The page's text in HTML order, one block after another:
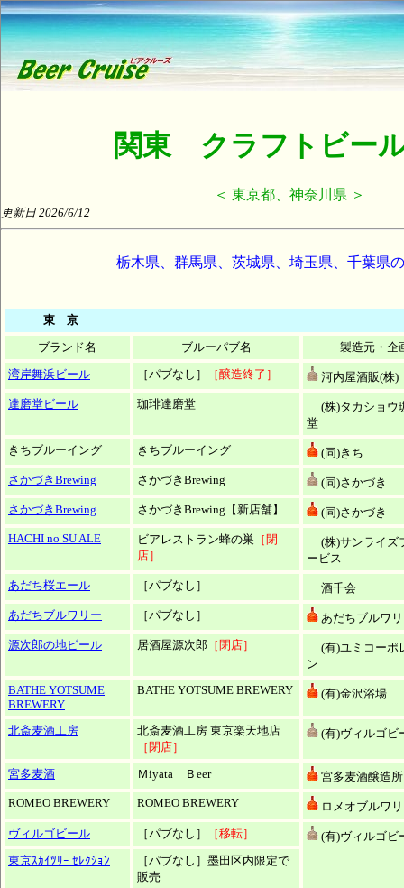
関東 クラフトビー
＜ 東京都、神奈川県 ＞
更新日 2026/6/12
栃木県、群馬県、茨城県、埼玉県、千葉県
東 京
ブランド名
ブルーパブ名
製造元・企
湾岸舞浜ビール
［パブなし］ ［醸造終了］
河内屋酒販(株)
達磨堂ビール
珈琲達磨堂
(株)タカショウ
堂
きちブルーイング
きちブルーイング
(同)きち
さかづきBrewing
さかづきBrewing
(同)さかづき
さかづきBrewing
さかづきBrewing【新店舗】
(同)さかづき
HACHI no SU ALE
ビアレストラン蜂の巣 ［閉
店］
(株)サンライズ
ービス
あだち桜エール
［パブなし］
酒千会
あだちブルワリー
［パブなし］
あだちブルワ
源次郎の地ビール
居酒屋源次郎 ［閉店］
(有)ユミコーポ
ン
BATHE YOTSUME
BREWERY
BATHE YOTSUME BREWERY (有)金沢浴場
北斎麦酒工房
北斎麦酒工房 東京楽天地店
［閉店］
(有)ヴィルゴビ
宮多麦酒 Ｍiyata Ｂeer
宮多麦酒醸造所
ROMEO BREWERY
ROMEO BREWERY
ロメオブルワ
ヴィルゴビール
［パブなし］ ［移転］
(有)ヴィルゴビ
東京ｽｶｲﾂﾘｰ ｾﾚｸｼｮﾝ
［パブなし］墨田区内限定で
販売